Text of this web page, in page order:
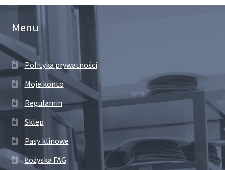
Menu
Polityka prywatności
Moje konto
Regulamin
Sklep
Pasy klinowe
Łożyska FAG